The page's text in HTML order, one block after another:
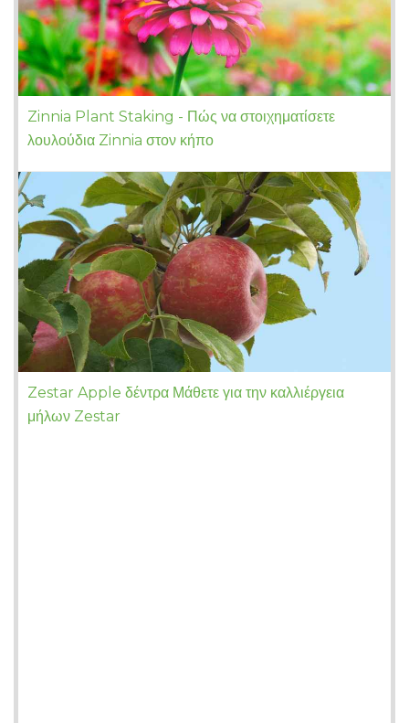
Zinnia Plant Staking - Πώς να στοιχηματίσετε
λουλούδια Zinnia στον κήπο
Zestar Apple δέντρα Μάθετε για την καλλιέργεια
μήλων Zestar